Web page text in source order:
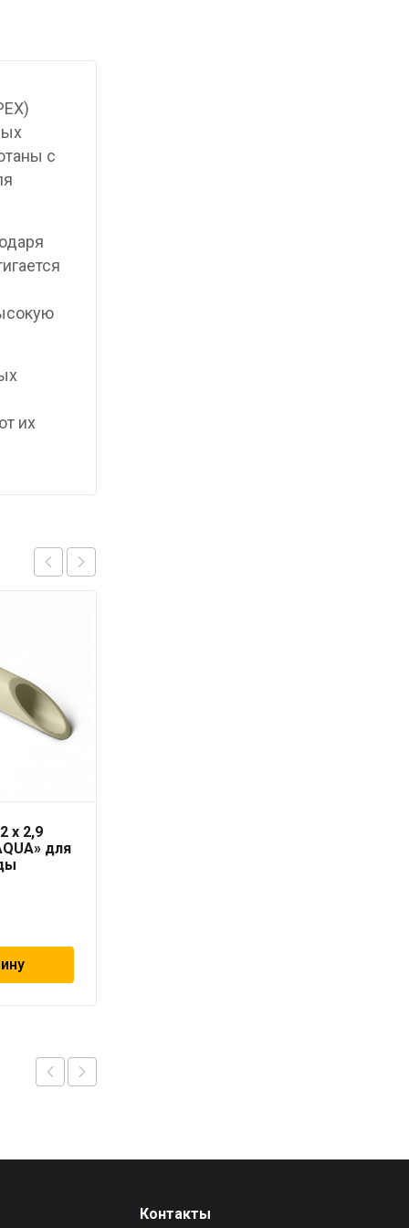
с
их
x 2,9
для
Контакты